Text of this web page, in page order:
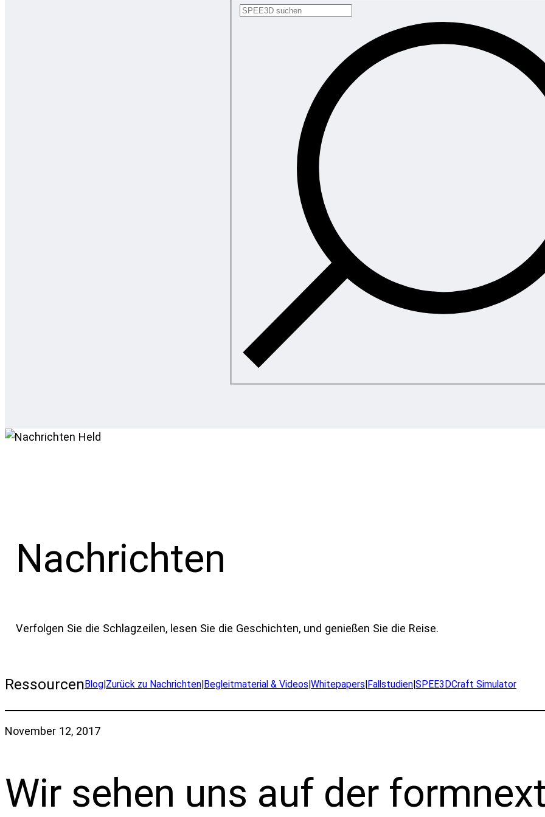
Nachrichten
Verfolgen Sie die Schlagzeilen, lesen Sie die Geschichten, und genießen Sie die Reise.
RessourcenBlog|Zurück zu Nachrichten|Begleitmaterial & Videos|Whitepapers|Fallstudien|SPEE3DCraft Simulator
November 12, 2017
Wir sehen uns auf der